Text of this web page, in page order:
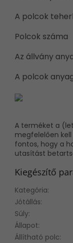
A polcok
Polcok száma
Az állvány
A polcok
A terméket a
megfelelően
fontos, hogy a
utasítást
Kiegészítő
Kategória:
Jótállás:
Súly:
Állapot:
Állítható polc: